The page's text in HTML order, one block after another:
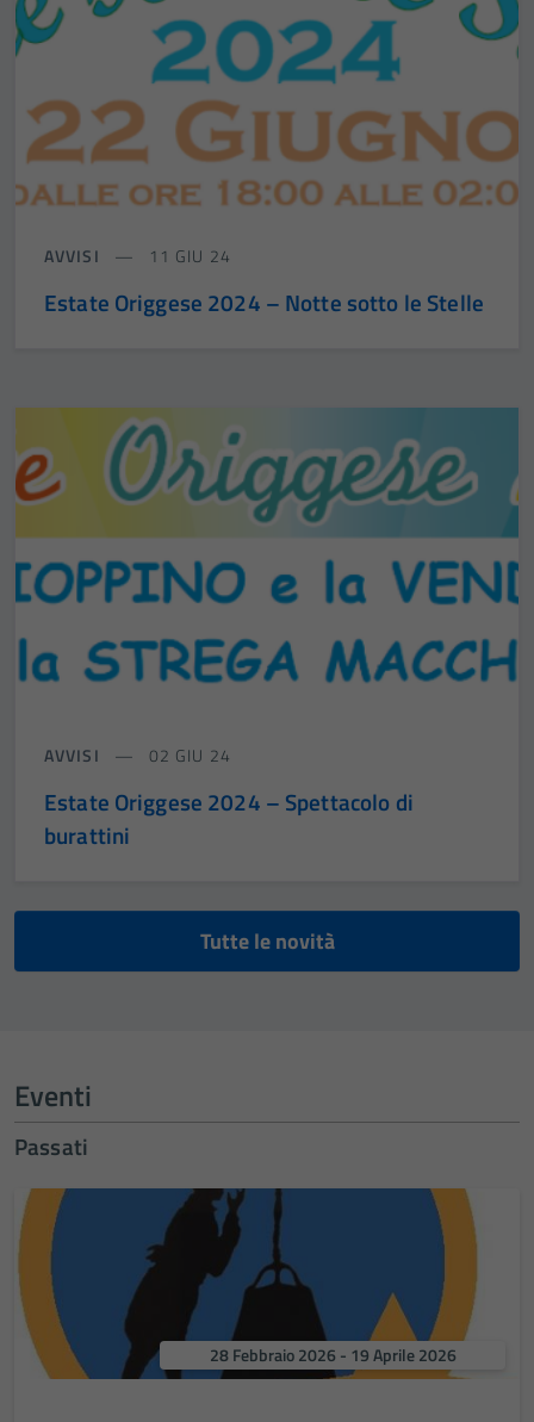
AVVISI 11 GIU 24
Estate Origgese 2024 – Notte sotto le Stelle
AVVISI 02 GIU 24
Estate Origgese 2024 – Spettacolo di
burattini
Tutte le novità
Eventi
Passati
28 Febbraio 2026 - 19 Aprile 2026